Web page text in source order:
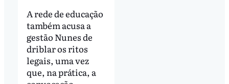
A rede de educação
também acusa a
gestão Nunes de
driblar os ritos
legais, uma vez
que, na prática, a